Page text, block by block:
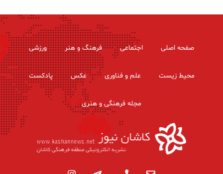
صفحه اصلی اجتماعی فرهنگ و هنر ورزشی
محیط زیست علم و فناوری عکس پادکست
مجله فرهنگی و هنری